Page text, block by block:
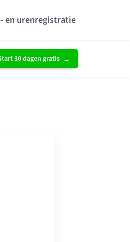
en urenregistratie
30 dagen gratis